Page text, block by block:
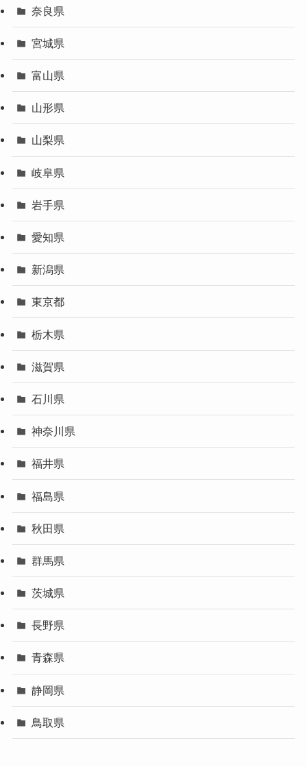
奈良県
宮城県
富山県
山形県
山梨県
岐阜県
岩手県
愛知県
新潟県
東京都
栃木県
滋賀県
石川県
神奈川県
福井県
福島県
秋田県
群馬県
茨城県
長野県
青森県
静岡県
鳥取県